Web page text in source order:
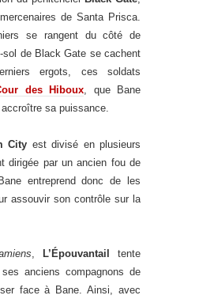
de Santa Prisca.
se rangent du côté de
sol de Black Gate se cachent
ergots, ces soldats
des Hiboux, que Bane
sa puissance.
City est divisé en plusieurs
dirigée par un ancien fou de
entreprend donc de les
assouvir son contrôle sur la
, L’Épouvantail
tente
anciens compagnons de
face à Bane. Ainsi, avec